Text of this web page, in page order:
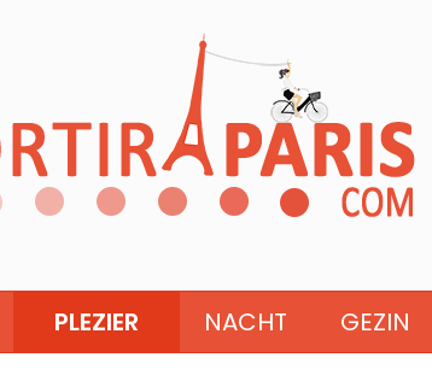
PLEZIER NACHT GEZIN